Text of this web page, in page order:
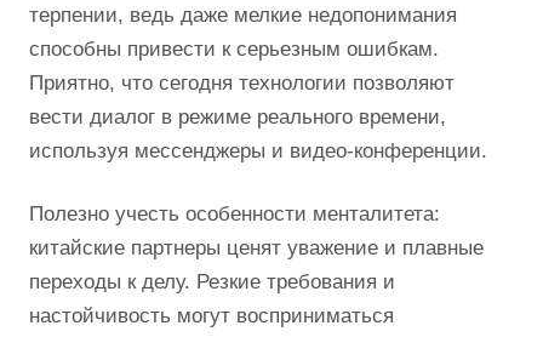
терпении, ведь даже мелкие недопонимания
способны привести к серьезным ошибкам.
Приятно, что сегодня технологии позволяют
вести диалог в режиме реального времени,
используя мессенджеры и видео-конференции.
Полезно учесть особенности менталитета:
китайские партнеры ценят уважение и плавные
переходы к делу. Резкие требования и
настойчивость могут восприниматься